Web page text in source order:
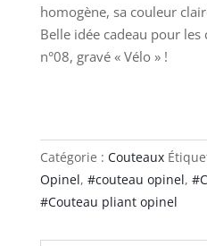
homogène, sa couleur
Belle idée cadeau pour les
n°08, gravé « Vélo » !
Catégorie : Couteaux
Opinel, #couteau opinel,
#Couteau pliant opinel